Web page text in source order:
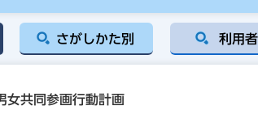
さがしかた別 利用者
女共同参画行動計画